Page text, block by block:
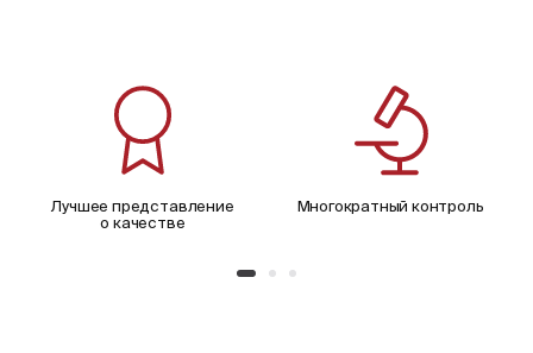
Лучшее представление
о качестве
Многократный контроль